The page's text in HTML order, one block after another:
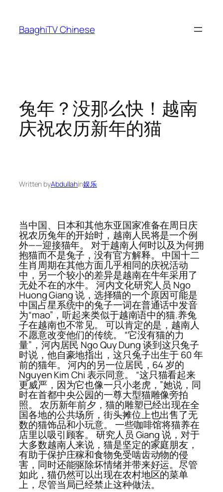
content
BaaghiTV Chinese
兔年？没那么快！越南
庆祝农历新年的猫
Written byAbdullahin娱乐
当中国、日本和其他东亚国家准备在周日庆
祝农历兔年的开始时，越南人民将是一个例
外——迎接猫年。 对于越南人何时以及为何拥
抱猫而不是兔子，没有官方解释。 中国十二
生肖周期在其他方面几乎相同的庆祝活动
中，另一个较小的差异是越南在牛年采用了
无处不在的水牛。 河内文化研究人员 Ngo
Huong Giang 说，选择猫的一个原因可能是
中国占星系统中的兔子一词在普通话中发音
为“mao”，听起来类似于越南语中的猫.养兔
子在越南也不常见。 可以肯定的是，越南人
不愿意改变他们的传统。 “它没有猫的力
量”，河内居民 Ngo Quy Dung 谈到这只兔子
时说，他自豪地指出，这只兔子出生于 60 年
前的猫年。 河内的另一位居民，64 岁的
Nguyen Kim Chi 表示同意。 “这只猫看起来
更威严，因为它也像一只小老虎，”她说，同
时在首都中央公园的一尊大型猫雕像旁拍
照。 农历新年前夕，猫的雕塑已经出现在全
国各地的公共场所，街头摊位上也出售了无
数的猫饰品和小玩意。 一些咖啡馆将猫养在
店里以吸引顾客。 研究人员 Giang 说，对于
大多数越南人来说，猫是坚定的家庭朋友，
有助于保护庄稼和食物免受啮齿动物的侵
害，同时还能驱除坏情绪并带来好运。尽管
如此，猫仍然可以出现在农村地区的菜单
上，尽管当局已经禁止这种做法。